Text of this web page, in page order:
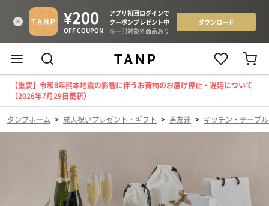
【重要】令和8年熊本地震の影響に伴うお荷物のお届け停止・遅延について
（2026年7月29日更新）
タンプホーム > 成人祝いプレゼント・ギフト > 男友達 > キッチン・テーブ